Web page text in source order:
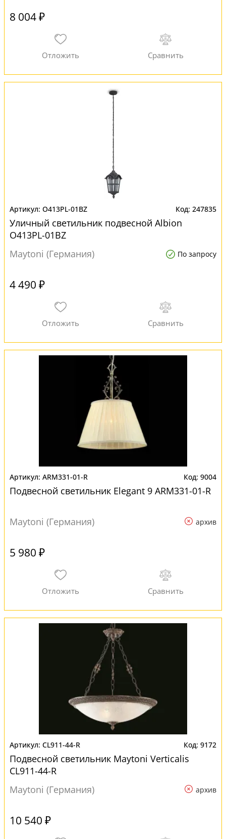
8 004 ₽
O413PL-01BZ 247835
Уличный светильник подвесной Albion
O413PL-01BZ
Maytoni (Германия)
По запросу
4 490 ₽
ARM331-01-R 9004
Подвесной светильник Elegant 9 ARM331-01-R
Maytoni (Германия) архив
5 980 ₽
CL911-44-R 9172
Подвесной светильник Maytoni Verticalis
CL911-44-R
Maytoni (Германия)
архив
10 540 ₽